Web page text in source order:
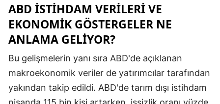
Kocaeli
Konya
Kütahya
ABD İSTIHDAM VERILERI VE
EKONOMIK GÖSTERGELER NE
ANLAMA GELIYOR?
Bu gelişmelerin yanı sıra ABD'de açıklanan
makroekonomik veriler de yatırımcılar tarafından
yakından takip edildi. ABD'de tarım dışı istihdam